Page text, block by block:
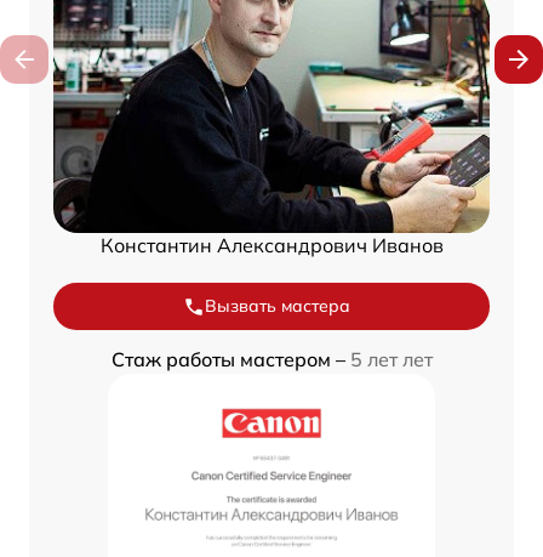
Константин Александрович Иванов
Вызвать мастера
Стаж работы мастером – 5 лет лет